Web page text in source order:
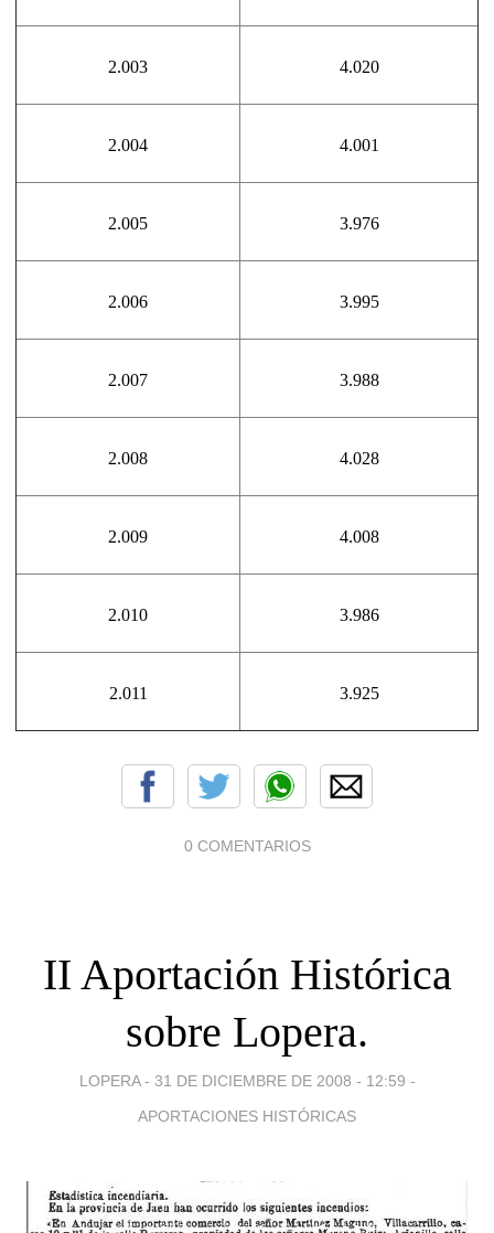
2.003 4.020
2.004 4.001
2.005 3.976
2.006 3.995
2.007 3.988
2.008 4.028
2.009 4.008
2.010 3.986
2.011 3.925
0 COMENTARIOS
II Aportación Histórica
sobre Lopera.
LOPERA - 31 DE DICIEMBRE DE 2008 - 12:59 -
APORTACIONES HISTÓRICAS